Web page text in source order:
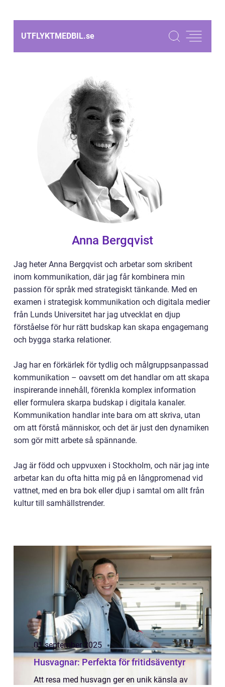
UTFLYKTMEDBIL.se
Anna Bergqvist
Jag heter Anna Bergqvist och arbetar som skribent
inom kommunikation, där jag får kombinera min
passion för språk med strategiskt tänkande. Med en
examen i strategisk kommunikation och digitala medier
från Lunds Universitet har jag utvecklat en djup
förståelse för hur rätt budskap kan skapa engagemang
och bygga starka relationer.
Jag har en förkärlek för tydlig och målgruppsanpassad
kommunikation – oavsett om det handlar om att skapa
inspirerande innehåll, förenkla komplex information
eller formulera skarpa budskap i digitala kanaler.
Kommunikation handlar inte bara om att skriva, utan
om att förstå människor, och det är just den dynamiken
som gör mitt arbete så spännande.
Jag är född och uppvuxen i Stockholm, och när jag inte
arbetar kan du ofta hitta mig på en långpromenad vid
vattnet, med en bra bok eller djup i samtal om allt från
kultur till samhällstrender.
01 september 2025
Husvagnar: Perfekta för fritidsäventyr
Att resa med husvagn ger en unik känsla av